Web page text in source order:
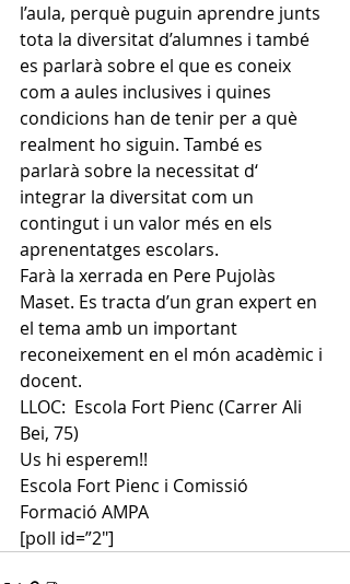
l’aula, perquè puguin aprendre junts
tota la diversitat d’alumnes i també
es parlarà sobre el que es coneix
com a aules inclusives i quines
condicions han de tenir per a què
realment ho siguin. També es
parlarà sobre la necessitat d‘
integrar la diversitat com un
contingut i un valor més en els
aprenentatges escolars.
Farà la xerrada en Pere Pujolàs
Maset. Es tracta d’un gran expert en
el tema amb un important
reconeixement en el món acadèmic i
docent.
LLOC:  Escola Fort Pienc (Carrer Ali
Bei, 75)
Us hi esperem!!
Escola Fort Pienc i Comissió
Formació AMPA
[poll id=”2″]